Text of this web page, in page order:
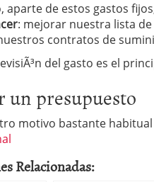
aparte de estos gastos
: mejorar nuestra lista
contratos de
del gasto es el
un presupuesto
motivo bastante
Relacionadas: